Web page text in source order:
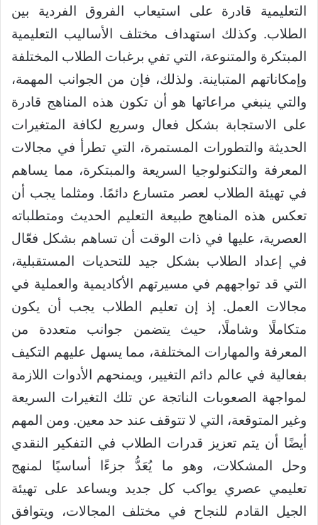
التعليمية قادرة على استيعاب الفروق الفردية بين
الطلاب. وكذلك استهداف مختلف الأساليب التعليمية
المبتكرة والمتنوعة، التي تفي برغبات الطلاب المختلفة
وإمكاناتهم المتباينة. ولذلك، فإن من الجوانب المهمة،
والتي ينبغي مراعاتها هو أن تكون هذه المناهج قادرة
على الاستجابة بشكل فعال وسريع لكافة المتغيرات
الحديثة والتطورات المستمرة، التي تطرأ في مجالات
المعرفة والتكنولوجيا السريعة والمبتكرة، مما يساهم
في تهيئة الطلاب لعصر متسارع دائمًا. ومثلما يجب أن
تعكس هذه المناهج طبيعة التعليم الحديث ومتطلباته
العصرية، عليها في ذات الوقت أن تساهم بشكل فعّال
في إعداد الطلاب بشكل جيد للتحديات المستقبلية،
التي قد تواجههم في مسيرتهم الأكاديمية والعملية في
مجالات العمل. إذ إن تعليم الطلاب يجب أن يكون
متكاملًا وشاملًا، حيث يتضمن جوانب متعددة من
المعرفة والمهارات المختلفة، مما يسهل عليهم التكيف
بفعالية في عالم دائم التغيير، ويمنحهم الأدوات اللازمة
لمواجهة الصعوبات الناتجة عن تلك التغيرات السريعة
وغير المتوقعة، التي لا تتوقف عند حد معين. ومن المهم
أيضًا أن يتم تعزيز قدرات الطلاب في التفكير النقدي
وحل المشكلات، وهو ما يُعَدُّ جزءًا أساسيًا لمنهج
تعليمي عصري يواكب كل جديد ويساعد على تهيئة
الجيل القادم للنجاح في مختلف المجالات، ويتوافق